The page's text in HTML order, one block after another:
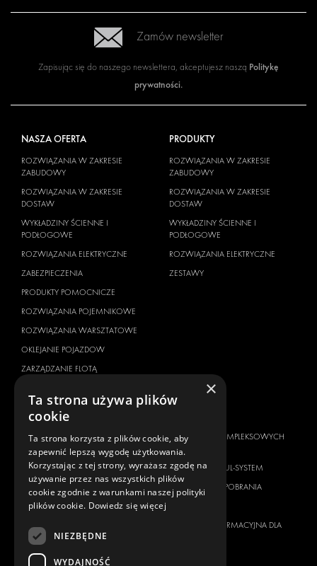
Zamów newsletter
Zapisując się do naszego newslettera, akceptujesz naszą Politykę
prywatności.
NASZA OFERTA
ROZWIĄZANIA W ZAKRESIE
ZABUDOWY
ROZWIĄZANIA W ZAKRESIE
DOSTAW
WYKŁADZINY ŚCIENNE I
PODŁOGOWE
ROZWIĄZANIA ELEKTRYCZNE
ZABEZPIECZENIA
PRODUKTY POMOCNICZE
ROZWIĄZANIA POJEMNIKOWE
ROZWIĄZANIA WARSZTATOWE
OKLEJANIE POJAZDOW
ZARZĄDZANIE FLOTĄ
PRODUKTY
ROZWIĄZANIA W ZAKRESIE
ZABUDOWY
ROZWIĄZANIA W ZAKRESIE
DOSTAW
WYKŁADZINY ŚCIENNE I
PODŁOGOWE
ROZWIĄZANIA ELEKTRYCZNE
ZESTAWY
MARKA POJAZDU
CITROËN
DACIA
FIAT
FORD
HYUNDAI
IVECO
DOSTAWCA KOMPLEKSOWYCH
ROZWIĄZAŃ
O FIRMIE MODUL-SYSTEM
MATERIAŁY DO POBRANIA
KLAUZULA INFORMACYJNA DLA
×
Ta strona używa plików
cookie
Ta strona korzysta z plików cookie, aby
zapewnić lepszą wygodę użytkowania.
Korzystając z tej strony, wyrażasz zgodę na
używanie przez nas wszystkich plików
cookie zgodnie z warunkami naszej polityki
plików cookie. Dowiedz się więcej
NIEZBĘDNE
WYDAJNOŚĆ